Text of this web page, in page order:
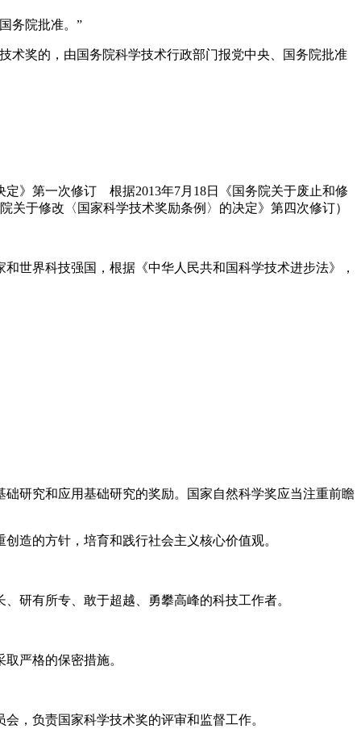
务院批准。”
术奖的，由国务院科学技术行政部门报党中央、国务院批准
定》第一次修订 根据2013年7月18日《国务院关于废止和修
于修改〈国家科学技术奖励条例〉的决定》第四次修订）
世界科技强国，根据《中华人民共和国科学技术进步法》，
研究和应用基础研究的奖励。国家自然科学奖应当注重前瞻
造的方针，培育和践行社会主义核心价值观。
研有所专、敢于超越、勇攀高峰的科技工作者。
严格的保密措施。
，负责国家科学技术奖的评审和监督工作。